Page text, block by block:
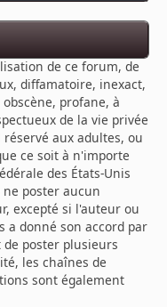
de ce forum, de
diffamatoire, inexact,
profane, à
de la vie privée
aux adultes, ou
ce soit à n'importe
des États-Unis
poster aucun
excepté si l'auteur ou
a donné son accord par
poster plusieurs
les chaînes de
sont également